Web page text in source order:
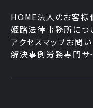
HOME法人のお客様
姫路法律事務所につ
アクセスマップお問
解決事例労務専門サ